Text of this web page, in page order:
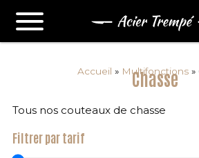
Accueil » Multifonctions»
Chasse
Tous nos couteaux de chasse
Filtrer par tarif